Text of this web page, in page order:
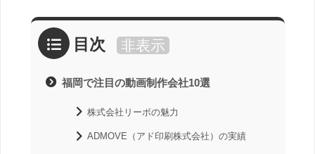
目次 非表示
福岡で注目の動画制作会社10選
株式会社リーボの魅力
ADMOVE（アド印刷株式会社）の実績